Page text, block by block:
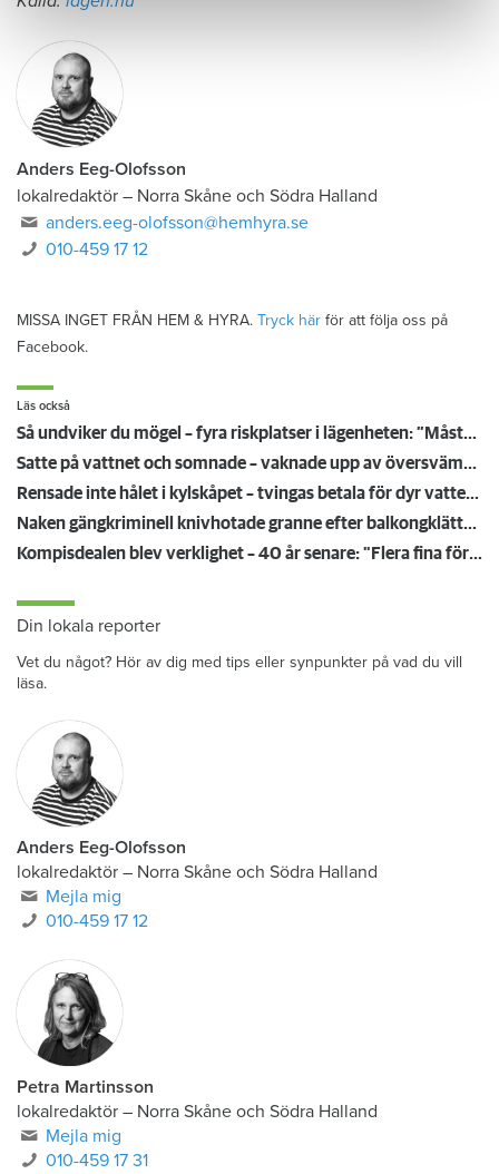
Anders Eeg-Olofsson
lokalredaktör – Norra Skåne och Södra Halland
anders.eeg-olofsson@hemhyra.se
010-459 17 12
MISSA INGET FRÅN HEM & HYRA. Tryck här för att följa oss på
Facebook.
Läs också
Så undviker du mögel – fyra riskplatser i lägenheten: ”Måste städa bort”
Satte på vattnet och somnade – vaknade upp av översvämning hos grannen
Rensade inte hålet i kylskåpet – tvingas betala för dyr vattenskada
Naken gängkriminell knivhotade granne efter balkongklättring
Kompisdealen blev verklighet – 40 år senare: "Flera fina fördelar med att dela bostad"
Din lokala reporter
Vet du något? Hör av dig med tips eller synpunkter på vad du vill
läsa.
Anders Eeg-Olofsson
lokalredaktör – Norra Skåne och Södra Halland
Mejla mig
010-459 17 12
Petra Martinsson
lokalredaktör – Norra Skåne och Södra Halland
Mejla mig
010-459 17 31